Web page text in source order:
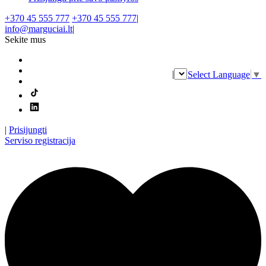
+370 45 555 777 +370 45 555 777|
info@marguciai.lt|
Sekite mus
| Prisijungti
| Select Language ▼
Serviso registracija